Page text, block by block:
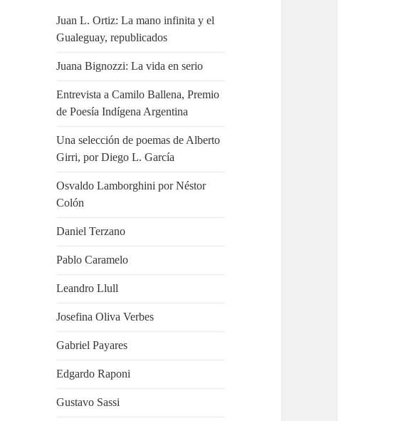
Juan L. Ortiz: La mano infinita y el
Gualeguay, republicados
Juana Bignozzi: La vida en serio
Entrevista a Camilo Ballena, Premio
de Poesía Indígena Argentina
Una selección de poemas de Alberto
Girri, por Diego L. García
Osvaldo Lamborghini por Néstor
Colón
Daniel Terzano
Pablo Caramelo
Leandro Llull
Josefina Oliva Verbes
Gabriel Payares
Edgardo Raponi
Gustavo Sassi